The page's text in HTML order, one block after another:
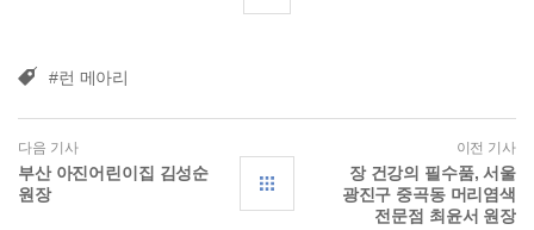
#런 메아리
다음 기사
부산 아진어린이집 김성순
원장
이전 기사
장 건강의 필수품, 서울
광진구 중곡동 머리염색
전문점 최윤서 원장